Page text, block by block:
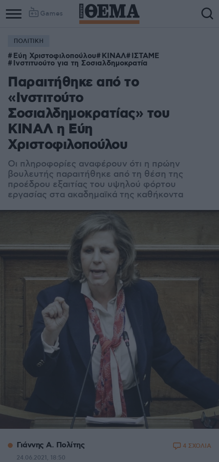
Games
ΠΟΛΙΤΙΚΗ
Εύη Χριστοφιλοπούλου ΚΙΝΑΛ ΙΣΤΑΜΕ
Ινστιτυούτο για τη Σοσιαλδημοκρατία
Παραιτήθηκε από το
«Ινστιτούτο
Σοσιαλδημοκρατίας» του
ΚΙΝΑΛ η Εύη
Χριστοφιλοπούλου
Οι πληροφορίες αναφέρουν ότι η πρώην
βουλευτής παραιτήθηκε από τη θέση της
προέδρου εξαιτίας του υψηλού φόρτου
εργασίας στα ακαδημαϊκά της καθήκοντα
Γιάννης Α. Πολίτης
24.06.2021, 18:50
4 ΣΧΟΛΙΑ